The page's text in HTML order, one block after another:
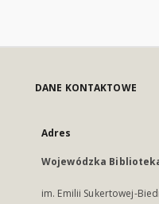
DANE KONTAKTOWE
Adres
Wojewódzka
im. Emilii Sukertowej-